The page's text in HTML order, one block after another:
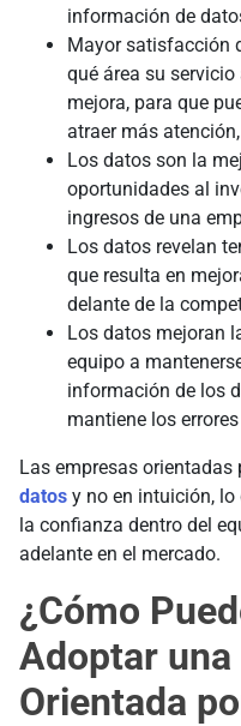
información de
Mayor satisfacción
qué área su
mejora, para que
atraer más
Los datos son la
oportunidades al
ingresos de una
Los datos revelan
que resulta en
delante de la
Los datos mejoran
equipo a
información de los
mantiene los
Las empresas
datos y no en intuición,
la confianza dentro del
adelante en el mercado.
¿Cómo
Adoptar una
Orientada